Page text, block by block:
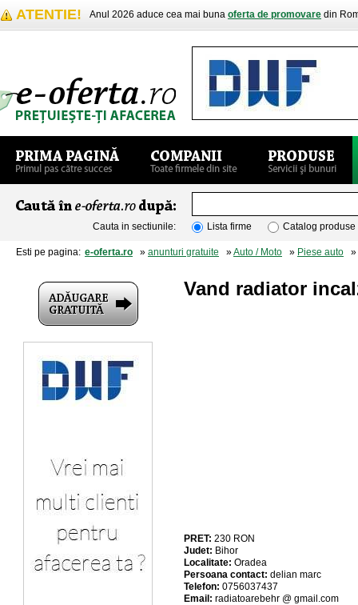
ATENTIE! Anul 2026 aduce cea mai buna oferta de promovare din
Cauta in sectiunile: Lista firme Catalog produse
Esti pe pagina: e-oferta.ro » anunturi gratuite »Auto / Moto » Piese auto »
Vand radiator
PRET: 230 RON
Judet: Bihor
Localitate: Oradea
Persoana contact: delian marc
Telefon: 0756037437
Email: radiatoarebehr @ gmail.com